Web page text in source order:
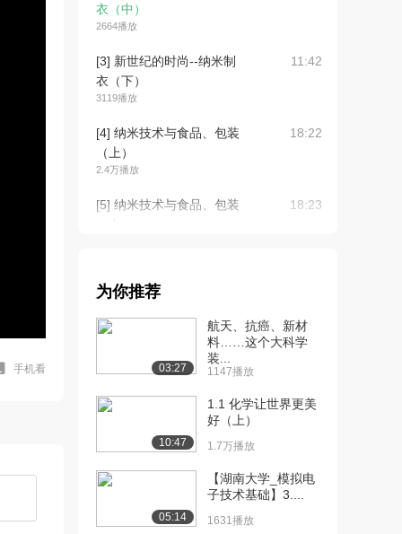
手机看
衣（中）
2664播放
[3] 新世纪的时尚--纳米制
衣（下）
3119播放
11:42
[4] 纳米技术与食品、包装
（上）
2.4万播放
18:22
[5] 纳米技术与食品、包装
18:23
（下）
[7] 纳米技术与家居（上） 16:59
[8] 纳米技术与家居（中） 17:10
[9] 纳米技术与家居（下）
2166播放
（上）
为你推荐
03:27
航天、抗癌、新材
料……这个大科学
装...
1147播放
10:47
1.1 化学让世界更美
好（上）
1.7万播放
05:14
【湖南大学_模拟电
子技术基础】3....
1631播放